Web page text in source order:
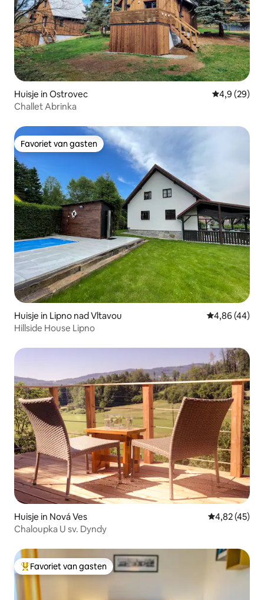
Huisje in Ostrovec Gemiddelde
4,9 (29)
Challet Abrinka
Favoriet van gasten
Favoriet van gasten
Huisje in Lipno nad Vltavou Gemiddelde
4,86 (44)
Hillside House Lipno
Huisje in Nová Ves Gemiddelde
4,82 (45)
Chaloupka U sv. Dyndy
Topfavoriet van gasten
Favoriet van gasten